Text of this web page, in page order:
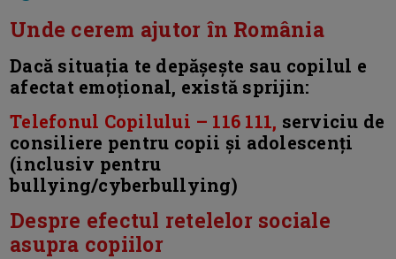
Unde cerem ajutor în România
Dacă situația te depășește sau copilul e
afectat emoțional, există sprijin:
Telefonul Copilului – 116 111, serviciu de
consiliere pentru copii și adolescenți
(inclusiv pentru
bullying/cyberbullying)
Despre efectul retelelor sociale
asupra copiilor